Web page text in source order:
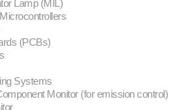
Lamp (MIL)
(PCBs)
Systems
Monitor (for emission control)